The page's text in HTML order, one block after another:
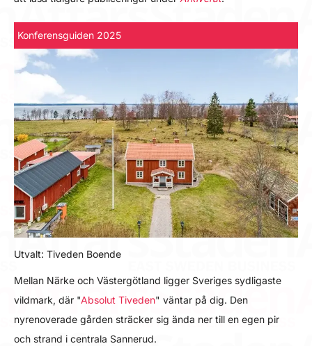
Konferensguiden 2025
Utvalt: Tiveden Boende
Mellan Närke och Västergötland ligger Sveriges sydligaste
vildmark, där "Absolut Tiveden" väntar på dig. Den
nyrenoverade gården sträcker sig ända ner till en egen pir
och strand i centrala Sannerud.